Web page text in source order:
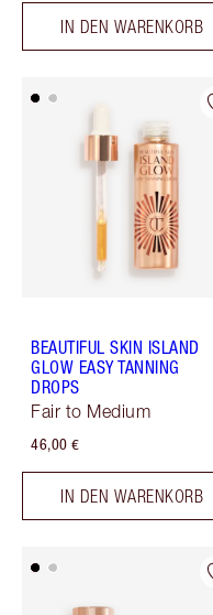
IN DEN WARENKORB
BEAUTIFUL SKIN ISLAND
GLOW EASY TANNING
DROPS
Fair to Medium
46,00 €
IN DEN WARENKORB